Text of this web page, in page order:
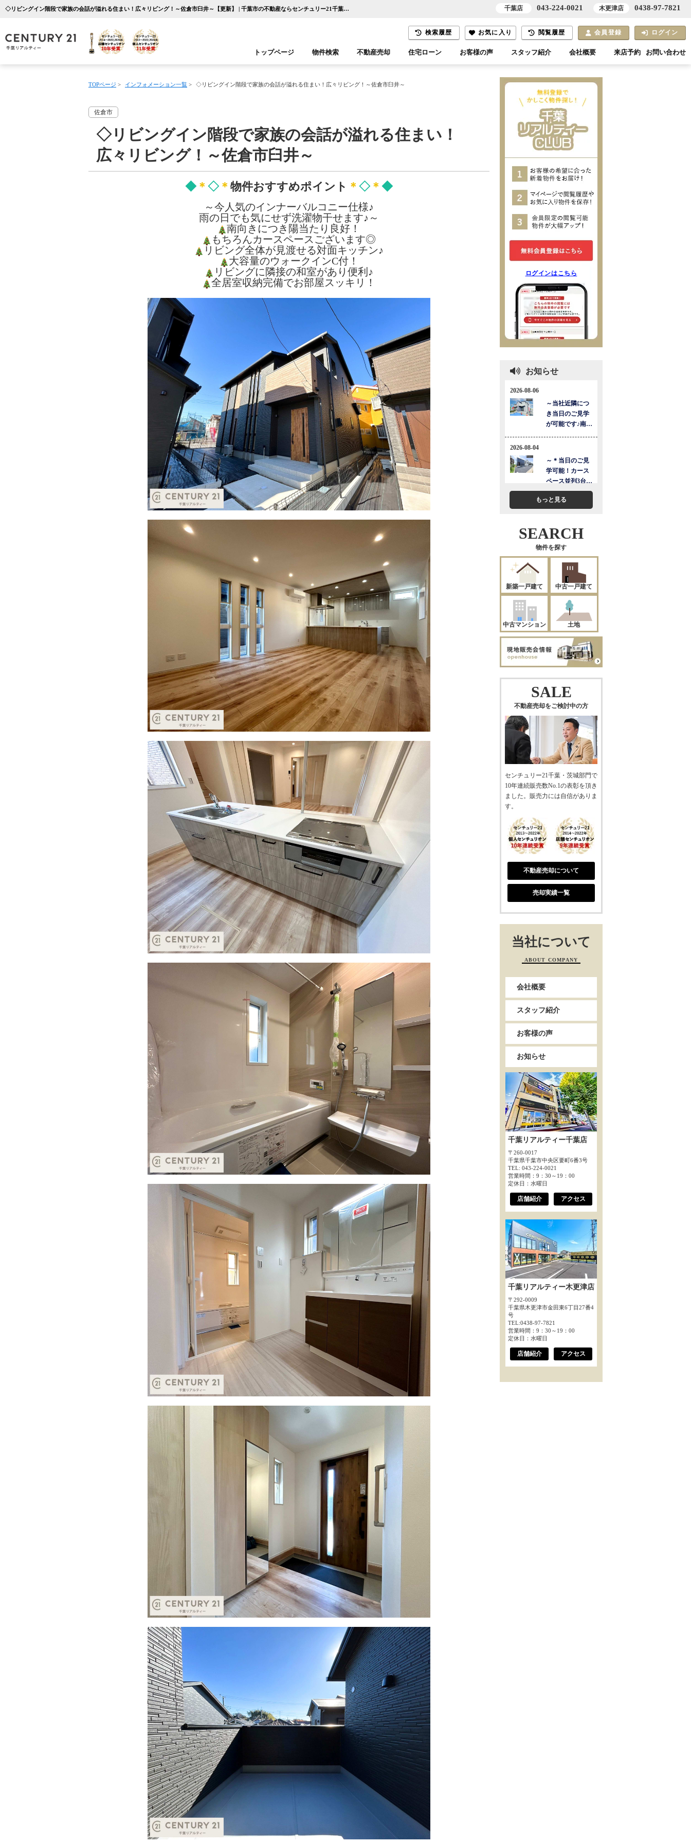
◇リビングイン階段で家族の会話が溢れる住まい！広々リビング！～佐倉市臼井～【更新】 | 千葉市の不動産ならセンチュリー21千葉リアルティー
検索履歴 お気に入り 閲覧履歴 会員登録 ログイン
トップページ 物件検索
千葉エリア 木更津エリア
不動産売却 住宅ローン お客様の声 スタッフ紹介 会社概要 来店予約 お問い合わせ
TOPページ > インフォメーション一覧 > ◇リビングイン階段で家族の会話が溢れる住まい！広々リビング！～佐倉市臼井～
佐倉市
◇リビングイン階段で家族の会話が溢れる住まい！
広々リビング！～佐倉市臼井～
◆＊ ◇＊ 物件おすすめポイント ＊ ◇＊ ◆
～今人気のインナーバルコニー仕様♪
雨の日でも気にせず洗濯物干せます♪～
南向きにつき陽当たり良好！
もちろんカースペースございます◎
リビング全体が見渡せる対面キッチン♪
大容量のウォークインC付！
リビングに隣接の和室があり便利♪
全居室収納完備でお部屋スッキリ！
ログインはこちら
お知らせ
もっと見る
SEARCH
物件を探す
新築一戸建て 中古一戸建て
中古マンション 土地
SALE
不動産売却をご検討中の方
センチュリー21千葉・茨城部門で
10年連続販売数No.1の表彰を頂き
ました。販売力には自信がありま
す。
不動産売却について
売却実績一覧
当社について
ABOUT COMPANY
会社概要
スタッフ紹介
お客様の声
お知らせ
千葉リアルティー千葉店
〒260-0017
千葉県千葉市中央区要町6番3号
TEL: 043-224-0021
営業時間：9：30～19：00
定休日：水曜日
店舗紹介 アクセス
千葉リアルティー木更津店
〒292-0009
千葉県木更津市金田東6丁目27番4
号
TEL:0438-97-7821
営業時間：9：30～19：00
定休日：水曜日
店舗紹介 アクセス
千葉店 043-224-0021 木更津店 0438-97-7821